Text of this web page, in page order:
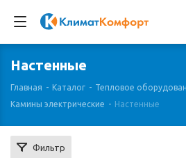
Настенные
Главная - Каталог - Тепловое
Камины электрические - Настенные
Фильтр